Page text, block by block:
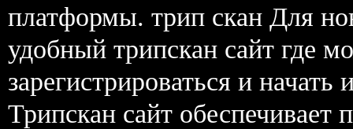
платформы. трип скан Для
удобный трипскан сайт где
зарегистрироваться и начать
Трипскан сайт обеспечивает